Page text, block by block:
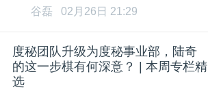
谷磊 02月26日 21:29
度秘团队升级为度秘事业部，陆奇
的这一步棋有何深意？ | 本周专栏精
选